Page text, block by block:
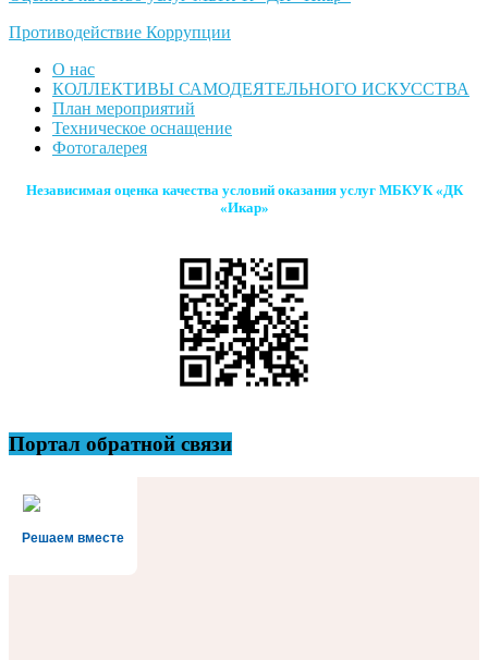
Противодействие Коррупции
О нас
КОЛЛЕКТИВЫ САМОДЕЯТЕЛЬНОГО ИСКУССТВА
План мероприятий
Техническое оснащение
Фотогалерея
Независимая оценка качества условий оказания услуг МБКУК «ДК
«Икар»
Портал обратной связи
Решаем вместе